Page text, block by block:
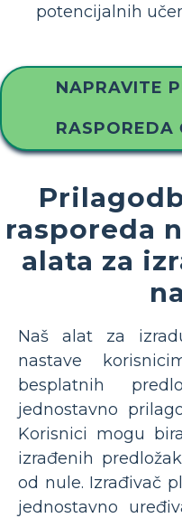
potencijalnih
NAPRAVITE
RASPOREDA
rasporeda
alata za
Naš alat za
nastave
besplatnih
jednostavno
Korisnici mogu
izrađenih
od nule. Izrađivač
jednostavno